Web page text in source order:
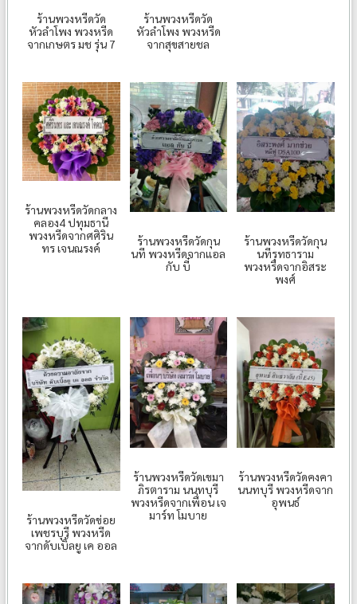
ร้านพวงหรีดวัด
หัวลำโพง พวงหรีด
จากเกษตร มช รุ่น 7
ร้านพวงหรีดวัด
หัวลำโพง พวงหรีด
จากสุขสายชล
ร้านพวงหรีดวัดกลาง
คลอง4 ปทุมธานี
พวงหรีดจากศศิริน
ทร เจนณรงค์
ร้านพวงหรีดวัดกุน
นที พวงหรีดจากแอล
กับ บี๋
ร้านพวงหรีดวัดกุน
นทีรุทธาราม
พวงหรีดจากอิสระ
พงศ์
ร้านพวงหรีดวัดข่อย
เพชรบุรี พวงหรีด
จากดับเบิ้ลยู เค ออล
ร้านพวงหรีดวัดเขมา
ภิรตาราม นนทบุรี
พวงหรีดจากเพื่อน เจ
มาร์ท โมบาย
ร้านพวงหรีดวัดคงคา
นนทบุรี พวงหรีดจาก
อุพนธ์